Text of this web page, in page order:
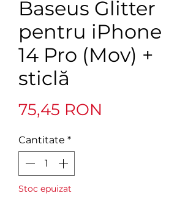
Baseus Glitter
pentru iPhone
14 Pro (Mov) +
sticlă
75,45 RON
Cantitate *
Stoc epuizat